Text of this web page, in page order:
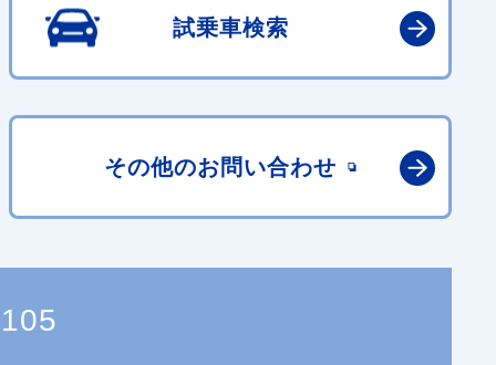
試乗車検索
その他のお問い合わせ